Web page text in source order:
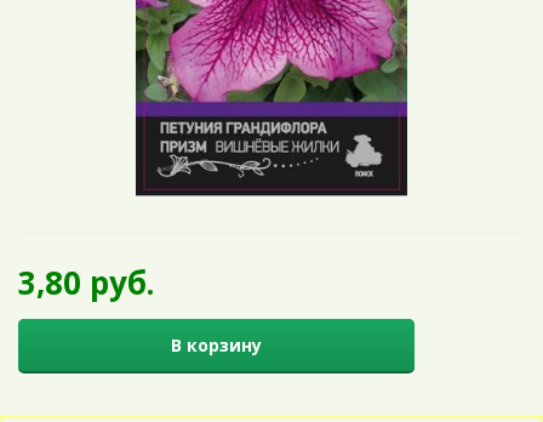
3,80 руб.
В корзину